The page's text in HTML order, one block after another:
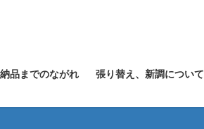
品までのながれ 張り替え、新調について